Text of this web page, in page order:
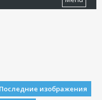
Последние изображения